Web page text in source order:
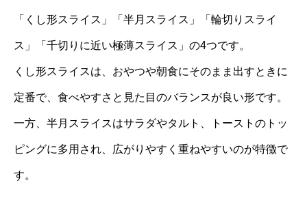
「くし形スライス」「半月スライス」「輪切りスライ
ス」「千切りに近い極薄スライス」の4つです。
くし形スライスは、おやつや朝食にそのまま出すときに
定番で、食べやすさと見た目のバランスが良い形です。
一方、半月スライスはサラダやタルト、トーストのトッ
ピングに多用され、広がりやすく重ねやすいのが特徴で
す。